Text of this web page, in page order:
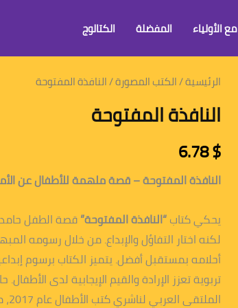
مع الأولياء المفضلة الكتالوج
الرئيسية/الكتب المصورة/ النافذة المفتوحة
النافذة المفتوحة
$
6.78
النافذة المفتوحة – قصة ملهمة للأطفال عن
يحكي كتاب“النافذة المفتوحة”قصة الطفل
لكنه اختار التفاؤل والإبداع. من خلال رسومه
أحلامه بمستقبل أفضل. يتميز الكتاب برسوم
تربوية تعزز الإرادة والقيم الإيجابية لدى